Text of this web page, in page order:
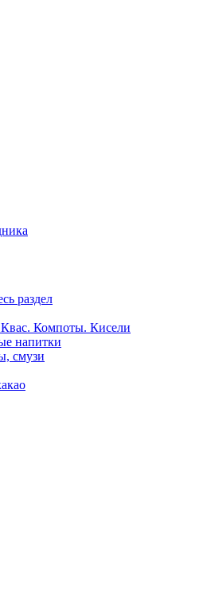
раздел
Компоты. Кисели
напитки
смузи